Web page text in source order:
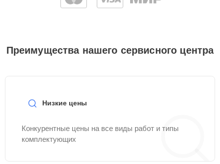
Преимущества нашего сервисного центра
Низкие цены
Конкурентные цены на все виды работ и типы
комплектующих